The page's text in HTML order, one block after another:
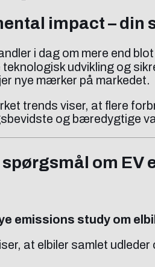
impact –
i dag om mere end
teknologisk udvikling og
nye mærker på markedet.
trends viser, at flere
og bæredygtige
om EV
emissions study om
at elbiler samlet